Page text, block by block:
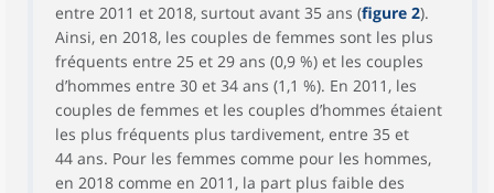
entre 2011 et 2018, surtout avant 35 ans (figure 2).
Ainsi, en 2018, les couples de femmes sont les plus
fréquents entre 25 et 29 ans (0,9 %) et les couples
d’hommes entre 30 et 34 ans (1,1 %). En 2011, les
couples de femmes et les couples d’hommes étaient
les plus fréquents plus tardivement, entre 35 et
44 ans. Pour les femmes comme pour les hommes,
en 2018 comme en 2011, la part plus faible des